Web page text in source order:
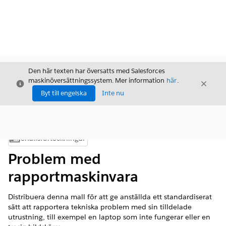
Stäng
Den här texten har översatts med Salesforces
maskinöversättningssystem. Mer information här.
Byt till engelska
Inte nu
Stäng
Visa innehållsförteckning
Innehållsförteckningar
Problem med
rapportmaskinvara
Distribuera denna mall för att ge anställda ett standardiserat
sätt att rapportera tekniska problem med sin tilldelade
utrustning, till exempel en laptop som inte fungerar eller en